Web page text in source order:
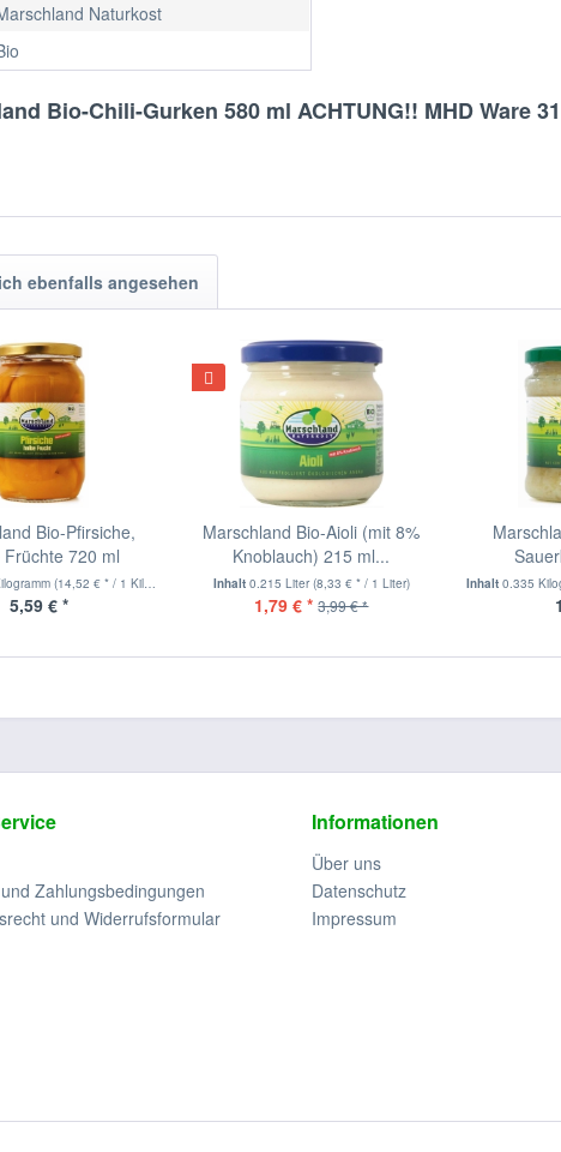
Naturkost
Bio-Chili-Gurken 580 ml ACHTUNG!! MHD Ware
ebenfalls angesehen
Bio-Pfirsiche,
Früchte 720 ml
(14,52 € * / 1 Kilogramm)
5,59 € *
Marschland Bio-Aioli (mit 8%
Knoblauch) 215 ml...
Inhalt 0.215 Liter(8,33 € * / 1 Liter)
1,79 € * 3,99 € *
Inhalt 0.335
Zahlungsbedingungen
und Widerrufsformular
Informationen
Über uns
Datenschutz
Impressum